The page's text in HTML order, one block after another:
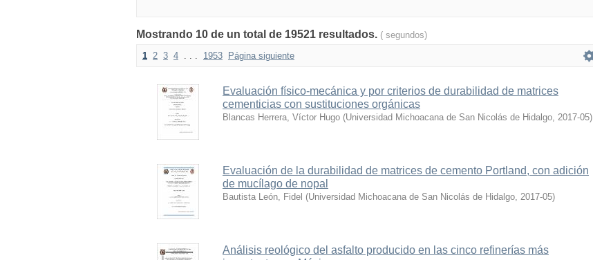
Mostrando 10 de un total de 19521 resultados. ( segundos)
1 2 3 4 . . . 1953 Página siguiente
Evaluación físico-mecánica y por criterios de durabilidad de matrices
cementicias con sustituciones orgánicas
Blancas Herrera, Víctor Hugo (Universidad Michoacana de San Nicolás de Hidalgo, 2017-05)
Evaluación de la durabilidad de matrices de cemento Portland, con adición
de mucílago de nopal
Bautista León, Fidel (Universidad Michoacana de San Nicolás de Hidalgo, 2017-05)
Análisis reológico del asfalto producido en las cinco refinerías más